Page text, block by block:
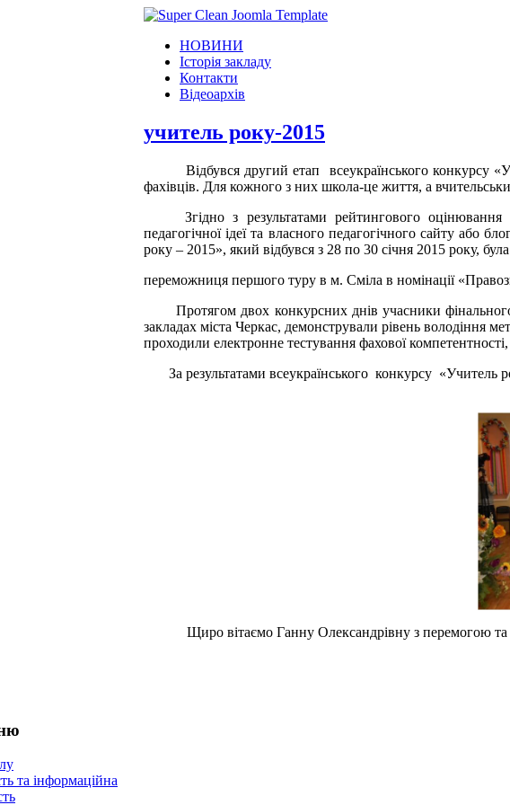
НОВИНИ
Історія закладу
Контакти
Відеоархів
учитель року-2015
Відбувся другий етап всеукраїнського конкурсу
фахівців. Для кожного з них школа-це життя, а
Згідно з результатами рейтингового оцінювання
педагогічної ідеї та власного педагогічного сайту або
року – 2015», який відбувся з 28 по 30 січня 2015 року,
переможниця першого туру в м. Сміла в номінації
Протягом двох конкурсних днів учасники
закладах міста Черкас, демонстрували рівень володіння
проходили електронне тестування фахової
За результатами всеукраїнського конкурсу «Учитель
Щиро вітаємо Ганну Олександрівну з перемогою
та інформаційна